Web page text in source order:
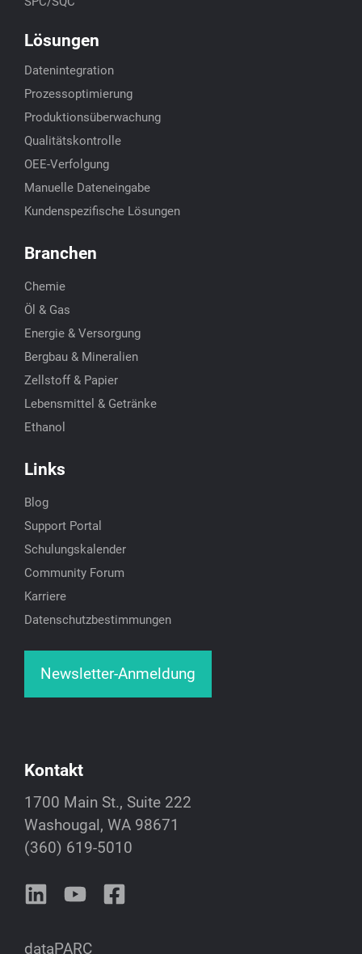
Kontakt
1700 Main St., Suite 222
Washougal, WA 98671
(360) 619-5010
dataPARC
Lösungen
Datenintegration
Prozessoptimierung
Produktionsüberwachung
Qualitätskontrolle
OEE-Verfolgung
Manuelle Dateneingabe
Kundenspezifische Lösungen
Branchen
Chemie
Öl & Gas
Energie & Versorgung
Bergbau & Mineralien
Zellstoff & Papier
Lebensmittel & Getränke
Ethanol
Links
Blog
Support Portal
Schulungskalender
Community Forum
Karriere
Datenschutzbestimmungen
Newsletter-Anmeldung